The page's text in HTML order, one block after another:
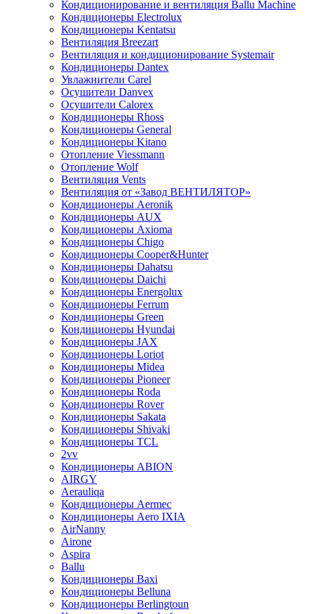
Кондиционирование и вентиляция Ballu Machine
Кондиционеры Electrolux
Кондиционеры Kentatsu
Вентиляция Breezart
Вентиляция и кондиционирование Systemair
Кондиционеры Dantex
Увлажнители Carel
Осушители Danvex
Осушители Calorex
Кондиционеры Rhoss
Кондиционеры General
Кондиционеры Kitano
Отопление Viessmann
Отопление Wolf
Вентиляция Vents
Вентиляция от «Завод ВЕНТИЛЯТОР»
Кондиционеры Aeronik
Кондиционеры AUX
Кондиционеры Axioma
Кондиционеры Chigo
Кондиционеры Cooper&Hunter
Кондиционеры Dahatsu
Кондиционеры Daichi
Кондиционеры Energolux
Кондиционеры Ferrum
Кондиционеры Green
Кондиционеры Hyundai
Кондиционеры JAX
Кондиционеры Loriot
Кондиционеры Midea
Кондиционеры Pioneer
Кондиционеры Roda
Кондиционеры Rover
Кондиционеры Sakata
Кондиционеры Shivaki
Кондиционеры TCL
2vv
Кондиционеры ABION
AIRGY
Aerauliqa
Кондиционеры Aermec
Кондиционеры Aero IXIA
AirNanny
Airone
Aspira
Ballu
Кондиционеры Baxi
Кондиционеры Belluna
Кондиционеры Berlingtoun